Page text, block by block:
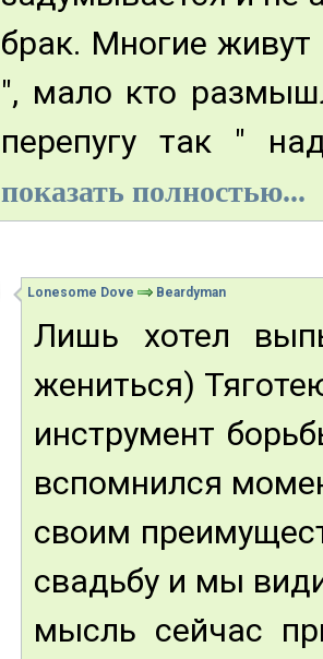
брак. Многие живут
", мало кто
перепугу так "
показать полностью...
Lonesome Dove Beardyman
Лишь хотел
жениться)
инструмент
вспомнился
своим
свадьбу и мы
мысль сейчас